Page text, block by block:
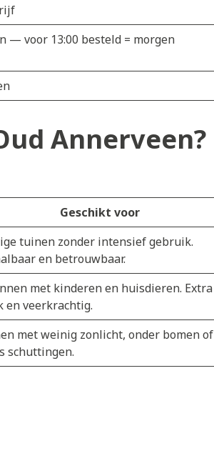
— voor 13:00 besteld = morgen
Annerveen?
Geschikt voor
tuinen zonder intensief gebruik.
en betrouwbaar.
met kinderen en huisdieren. Extra
en veerkrachtig.
met weinig zonlicht, onder bomen of
schuttingen.